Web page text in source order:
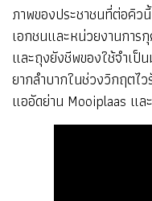
ภาพของประชาชนที่ต่อคิว
เอกชนและหน่วยงานการ
และถุงยังชีพของใช้จำเป็
ยากลำบากในช่วงวิกฤตไ
แออัดย่าน Mooiplaas แ